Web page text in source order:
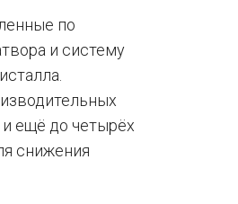
по
и систему
ещё до четырёх
снижения